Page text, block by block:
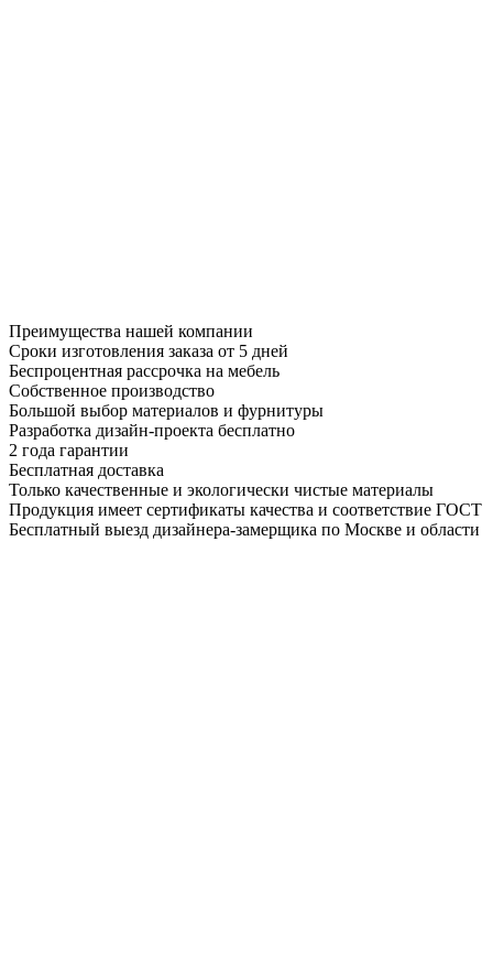
Преимущества нашей компании
Сроки изготовления заказа от 5 дней
Беспроцентная рассрочка на мебель
Собственное производство
Большой выбор материалов и фурнитуры
Разработка дизайн-проекта бесплатно
2 года гарантии
Бесплатная доставка
Только качественные и экологически чистые материалы
Продукция имеет сертификаты качества и соответствие ГОСТ
Бесплатный выезд дизайнера-замерщика по Москве и области